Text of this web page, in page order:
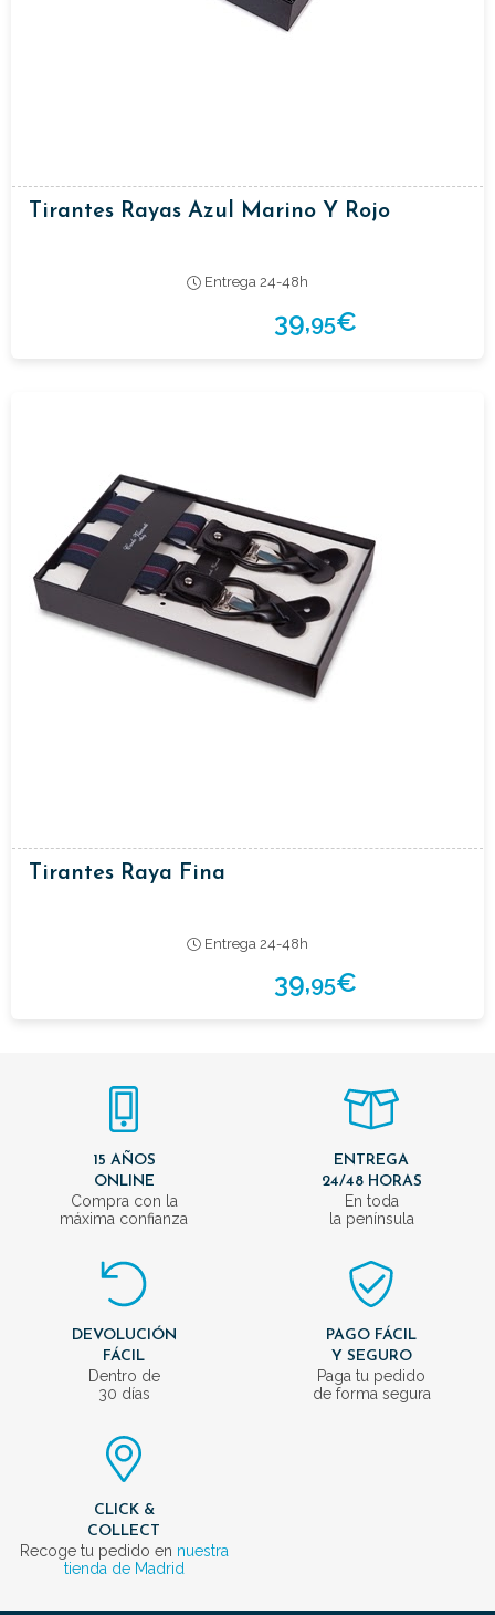
Tirantes Rayas Azul Marino Y Rojo
Entrega 24-48h
39,95€
Tirantes Raya Fina
Entrega 24-48h
39,95€
15 AÑOS
ONLINE
Compra con la
máxima confianza
ENTREGA
24/48 HORAS
En toda
la península
DEVOLUCIÓN
FÁCIL
Dentro de
30 días
PAGO FÁCIL
Y SEGURO
Paga tu pedido
de forma segura
CLICK &
COLLECT
Recoge tu pedido en nuestra
tienda de Madrid